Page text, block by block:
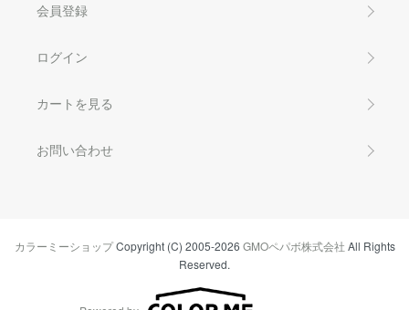
会員登録
ログイン
カートを見る
お問い合わせ
カラーミーショップCopyright (C) 2005-2026 GMOペパボ株式会社 All Rights
Reserved.